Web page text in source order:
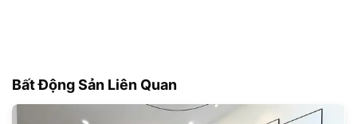
Bất Động Sản Liên Quan